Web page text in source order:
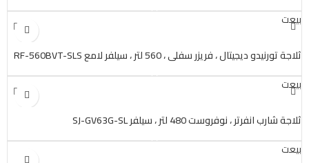
بيعت
ثلاجة تورنيدو ديجيتال ، فريزر سفلي ، 560 لتر ، سيلفر لامع RF-560BVT-SLS
بيعت
ثلاجة شارب انفرتر ، نوفروست 480 لتر ، سيلفر SJ-GV63G-SL
بيعت